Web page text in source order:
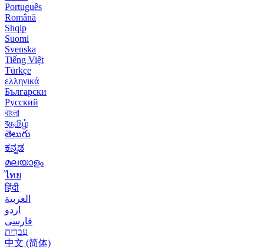
Português
Română
Shqip
Suomi
Svenska
Tiếng Việt
Türkçe
ελληνικά
Български
Русский
বাংলা
বதமிழ்
తెలుగు
ಕನ್ನಡ
മലയാളം
ไทย
हिंदी
العربية
اردو
فارسی
עִברִית
中文 (简体)